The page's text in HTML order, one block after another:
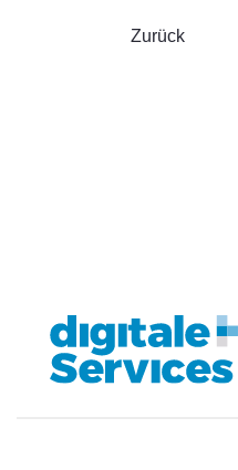
Zurück